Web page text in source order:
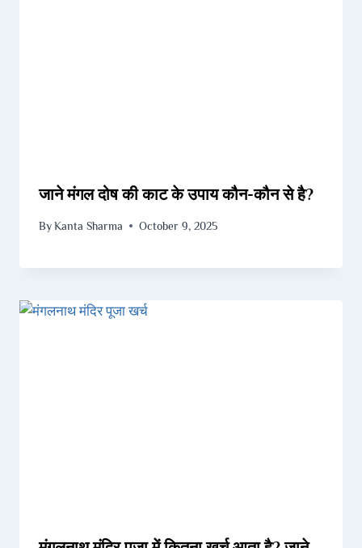
जाने मंगल दोष की काट के उपाय कौन-कौन से है?
By Kanta Sharma October 9, 2025